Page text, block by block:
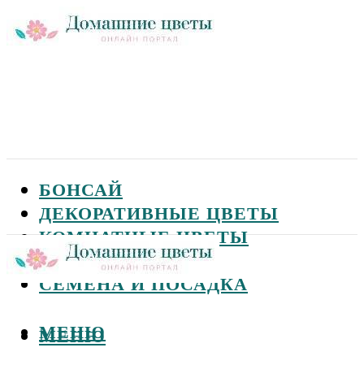
БОНСАЙ
ДЕКОРАТИВНЫЕ ЦВЕТЫ
КОМНАТНЫЕ ЦВЕТЫ
САДОВЫЕ ЦВЕТЫ
СЕМЕНА И ПОСАДКА
МЕНЮ
МЕНЮ